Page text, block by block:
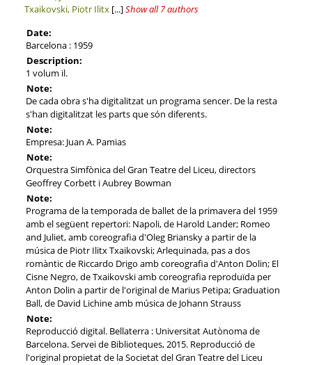
Txaikovski, Piotr Ilitx [...]Show all 7 authors
Date:
Barcelona : 1959
Description:
1 volum il.
Note:
De cada obra s'ha digitalitzat un programa sencer. De la resta
s'han digitalitzat les parts que són diferents.
Note:
Empresa: Juan A. Pamias
Note:
Orquestra Simfònica del Gran Teatre del Liceu, directors
Geoffrey Corbett i Aubrey Bowman
Note:
Programa de la temporada de ballet de la primavera del 1959
amb el següent repertori: Napoli, de Harold Lander; Romeo
and Juliet, amb coreografia d'Oleg Briansky a partir de la
música de Piotr Ilitx Txaikovski; Arlequinada, pas a dos
romàntic de Riccardo Drigo amb coreografia d'Anton Dolin; El
Cisne Negro, de Txaikovski amb coreografia reproduïda per
Anton Dolin a partir de l'original de Marius Petipa; Graduation
Ball, de David Lichine amb música de Johann Strauss
Note:
Reproducció digital. Bellaterra : Universitat Autònoma de
Barcelona. Servei de Biblioteques, 2015. Reproducció de
l'original propietat de la Societat del Gran Teatre del Liceu